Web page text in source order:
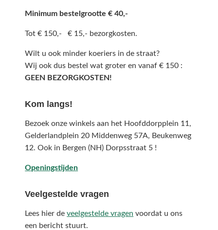
Minimum bestelgrootte € 40,-
Tot € 150,- € 15,- bezorgkosten.
Wilt u ook minder koeriers in de straat?
Wij ook dus bestel wat groter en vanaf € 150 :
GEEN BEZORGKOSTEN!
Kom langs!
Bezoek onze winkels aan het Hoofddorpplein 11,
Gelderlandplein 20 Middenweg 57A, Beukenweg
12.Ook in Bergen (NH) Dorpsstraat 5 !
Openingstijden
Veelgestelde vragen
Lees hier deveelgestelde vragen voordat u ons
een bericht stuurt.